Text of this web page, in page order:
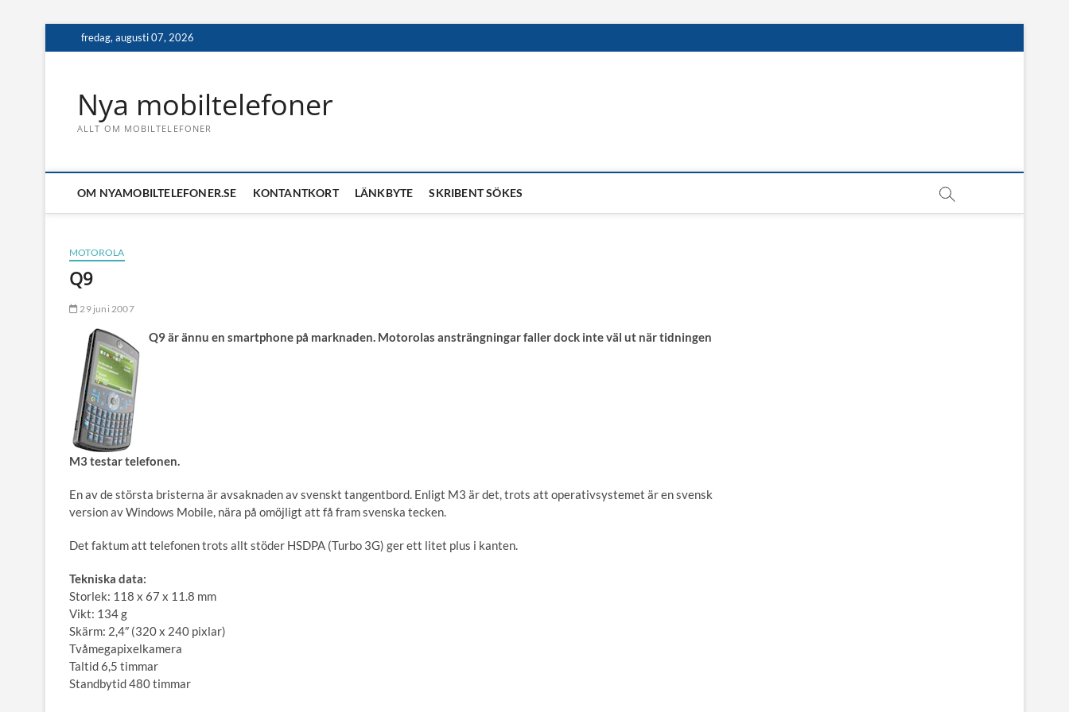
to
fredag, augusti 07, 2026
Nya mobiltelefoner
ALLT OM MOBILTELEFONER
OM NYAMOBILTELEFONER.SE KONTANTKORT LÄNKBYTE SKRIBENT SÖKES
MOTOROLA
Q9
29 juni 2007
Q9 är ännu en smartphone på marknaden. Motorolas ansträngningar faller dock inte väl ut när tidningen
M3 testar telefonen.
En av de största bristerna är avsaknaden av svenskt tangentbord. Enligt M3 är det, trots att operativsystemet är en svensk
version av Windows Mobile, nära på omöjligt att få fram svenska tecken.
Det faktum att telefonen trots allt stöder HSDPA (Turbo 3G) ger ett litet plus i kanten.
Tekniska data:
Storlek: 118 x 67 x 11.8 mm
Vikt: 134 g
Skärm: 2,4″ (320 x 240 pixlar)
Tvåmegapixelkamera
Taltid 6,5 timmar
Standbytid 480 timmar